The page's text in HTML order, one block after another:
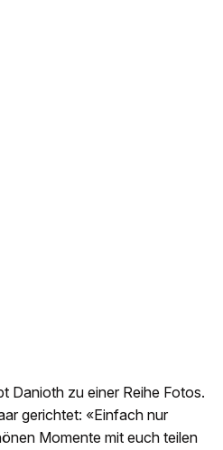
Danioth zu einer Reihe Fotos.
gerichtet: «Einfach nur
Momente mit euch teilen